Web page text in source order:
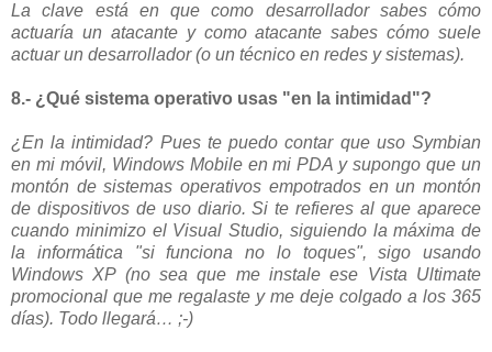
La clave está en que como desarrollador sabes cómo
actuaría un atacante y como atacante sabes cómo suele
actuar un desarrollador (o un técnico en redes y sistemas).
8.- ¿Qué sistema operativo usas "en la intimidad"?
¿En la intimidad? Pues te puedo contar que uso Symbian
en mi móvil, Windows Mobile en mi PDA y supongo que un
montón de sistemas operativos empotrados en un montón
de dispositivos de uso diario. Si te refieres al que aparece
cuando minimizo el Visual Studio, siguiendo la máxima de
la informática "si funciona no lo toques", sigo usando
Windows XP (no sea que me instale ese Vista Ultimate
promocional que me regalaste y me deje colgado a los 365
días). Todo llegará… ;-)